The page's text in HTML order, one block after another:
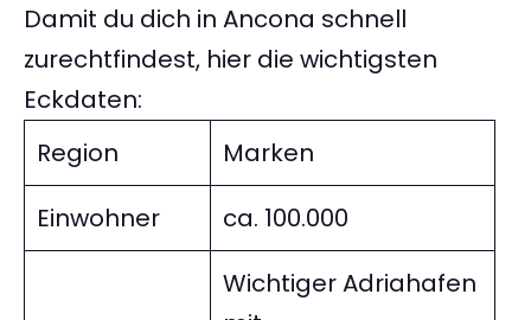
Damit du dich in Ancona schnell
zurechtfindest, hier die wichtigsten
Eckdaten:
Region
Marken
Einwohner
ca. 100.000
Wichtiger Adriahafen